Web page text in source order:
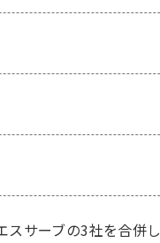
サーブの3社を合併し